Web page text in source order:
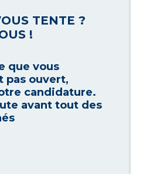
TENTE ?
!
que vous
pas ouvert,
candidature.
avant tout des